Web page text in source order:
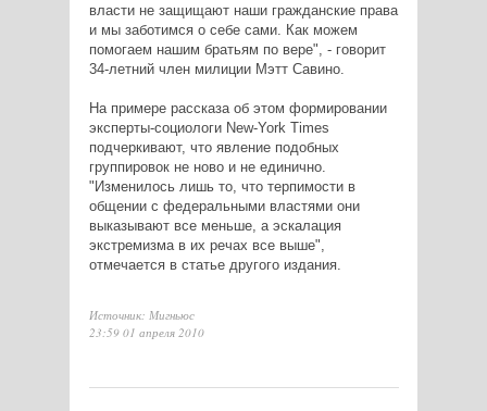
власти не защищают наши гражданские права
и мы заботимся о себе сами. Как можем
помогаем нашим братьям по вере", - говорит
34-летний член милиции Мэтт Савино.
На примере рассказа об этом формировании
эксперты-социологи New-York Times
подчеркивают, что явление подобных
группировок не ново и не единично.
"Изменилось лишь то, что терпимости в
общении с федеральными властями они
выказывают все меньше, а эскалация
экстремизма в их речах все выше",
отмечается в статье другого издания.
Источник: Мигньюс
23:59 01 апреля 2010